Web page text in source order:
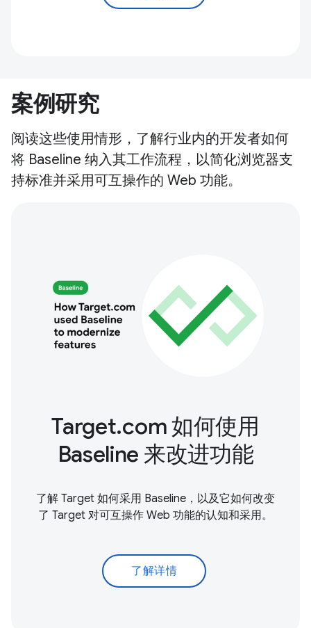
案例研究
阅读这些使用情形，了解行业内的开发者如何
将 Baseline 纳入其工作流程，以简化浏览器支
持标准并采用可互操作的 Web 功能。
Target.com 如何使用
Baseline 来改进功能
了解 Target 如何采用 Baseline，以及它如何改变
了 Target 对可互操作 Web 功能的认知和采用。
了解详情